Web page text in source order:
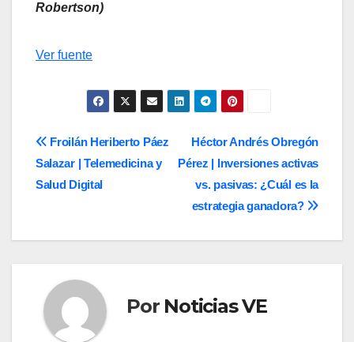
Robertson)
Navegación
entradas
Ver fuente
Navegación
de
Héctor Andrés Obregón
Pérez | Inversiones activas
vs. pasivas: ¿Cuál es la
estrategia ganadora?
Froilán Heriberto Páez
Salazar | Telemedicina y
Salud Digital
Por Noticias VE